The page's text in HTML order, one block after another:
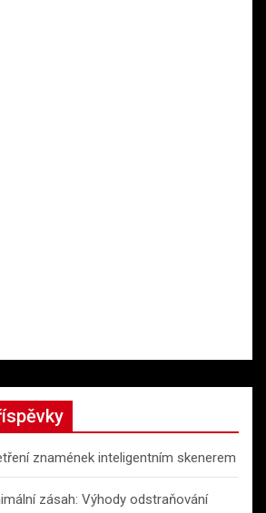
znamének inteligentním skenerem
zásah: Výhody odstraňování